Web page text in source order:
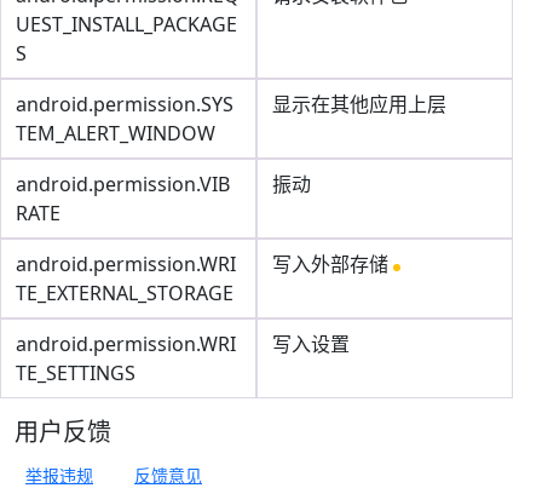
UEST_INSTALL_PACKAGE
S
android.permission.SYS
TEM_ALERT_WINDOW
显示在其他应用上层
android.permission.VIB
RATE
振动
android.permission.WRI
TE_EXTERNAL_STORAGE
写入外部存储
android.permission.WRI
TE_SETTINGS
写入设置
用户反馈
举报违规 反馈意见